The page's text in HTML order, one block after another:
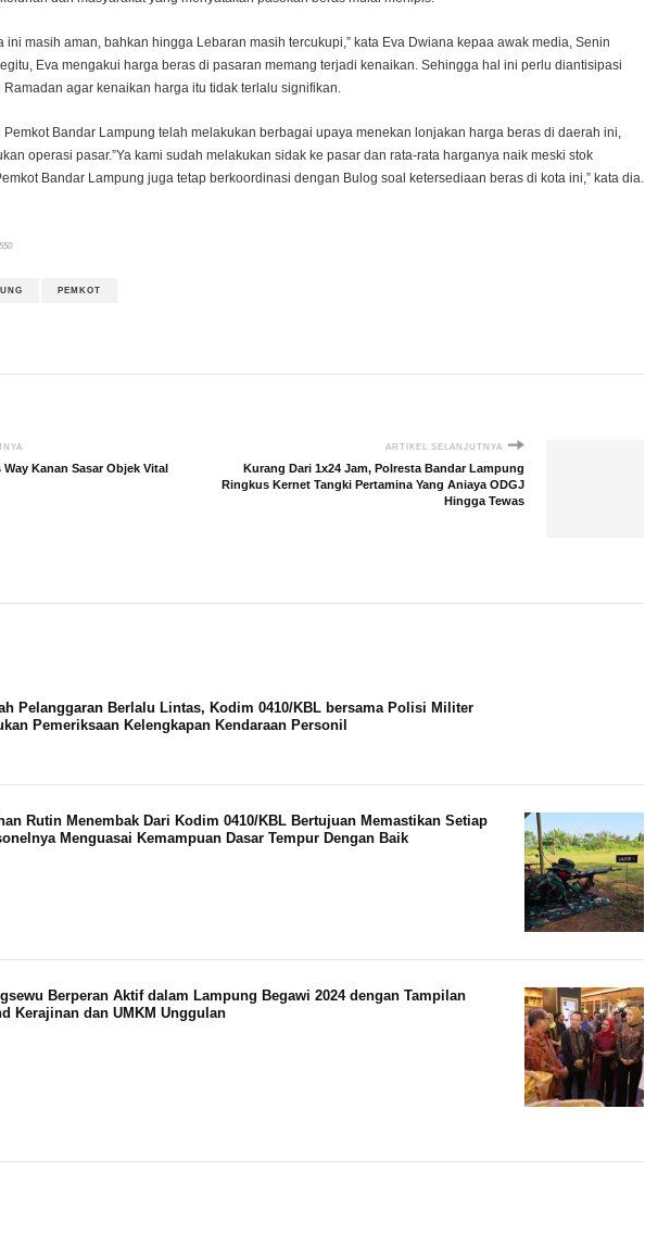
ini masih aman, bahkan hingga Lebaran masih tercukupi,” kata Eva Dwiana kepaa awak media, Senin
Eva mengakui harga beras di pasaran memang terjadi kenaikan. Sehingga hal ini perlu diantisipasi
agar kenaikan harga itu tidak terlalu signifikan.
Pemkot Bandar Lampung telah melakukan berbagai upaya menekan lonjakan harga beras di daerah ini,
operasi pasar.”Ya kami sudah melakukan sidak ke pasar dan rata-rata harganya naik meski stok
Bandar Lampung juga tetap berkoordinasi dengan Bulog soal ketersediaan beras di kota ini,” kata dia.
550
PEMKOT
Kanan Sasar Objek Vital
ARTIKEL SELANJUTNYA
Kurang Dari 1x24 Jam, Polresta Bandar Lampung
Ringkus Kernet Tangki Pertamina Yang Aniaya ODGJ
Hingga Tewas
Pelanggaran Berlalu Lintas, Kodim 0410/KBL bersama Polisi Militer
Pemeriksaan Kelengkapan Kendaraan Personil
Rutin Menembak Dari Kodim 0410/KBL Bertujuan Memastikan Setiap
Menguasai Kemampuan Dasar Tempur Dengan Baik
Berperan Aktif dalam Lampung Begawi 2024 dengan Tampilan
Kerajinan dan UMKM Unggulan